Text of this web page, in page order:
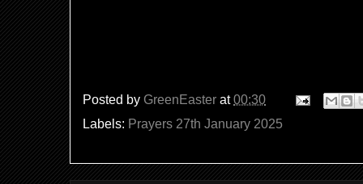
Posted by GreenEaster at00:30
Labels: Prayers 27th January 2025